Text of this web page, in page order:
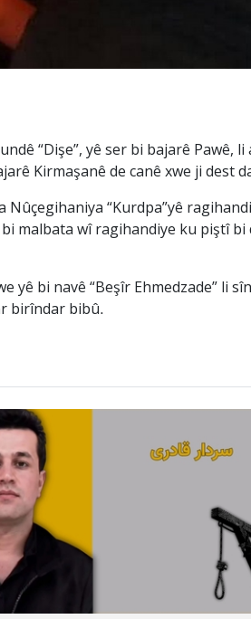
“Dişe”, yê ser bi bajarê
Kirmaşanê de canê xwe ji dest
“Kurdpa”yê
malbata wî ragihandiye ku piştî
yê bi navê “Beşîr Ehmedzade” li
birîndar bibû.